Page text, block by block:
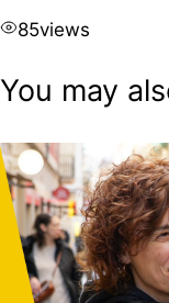
85views
You may